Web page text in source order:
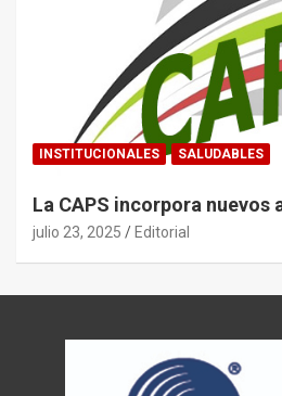
INSTITUCIONALES SALUDABLES
La CAPS incorpora nuevos
julio 23, 2025 Editorial